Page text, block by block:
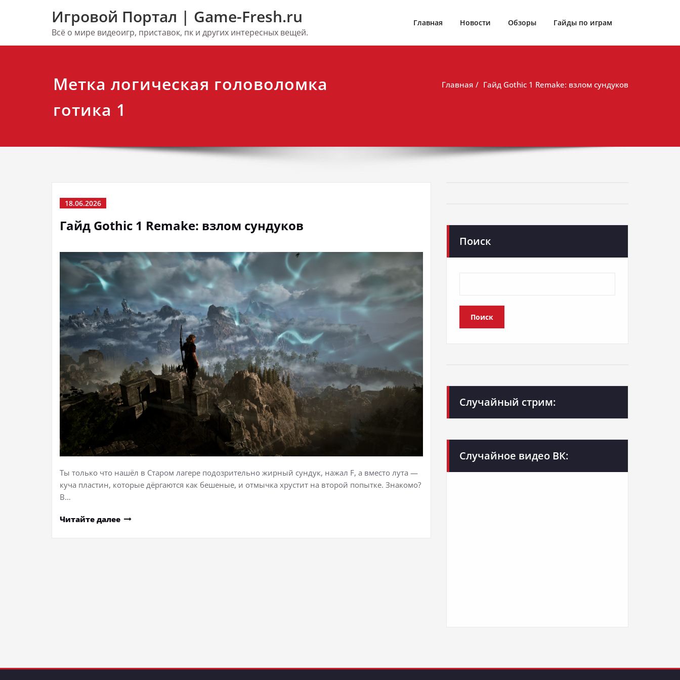
Игровой Портал | Game-Fresh.ru
Всё о мире видеоигр, приставок, пк и других интересных вещей.
Главная Новости Обзоры Гайды по играм
Метка логическая головоломка
готика 1
Главная Гайд Gothic 1 Remake: взлом сундуков
18.06.2026
Гайд Gothic 1 Remake: взлом сундуков
Ты только что нашёл в Старом лагере подозрительно жирный сундук, нажал F, а вместо лута —
куча пластин, которые дёргаются как бешеные, и отмычка хрустит на второй попытке. Знакомо?
В…
Читайте далее
Поиск
Поиск
Случайный стрим:
Случайное видео ВК: